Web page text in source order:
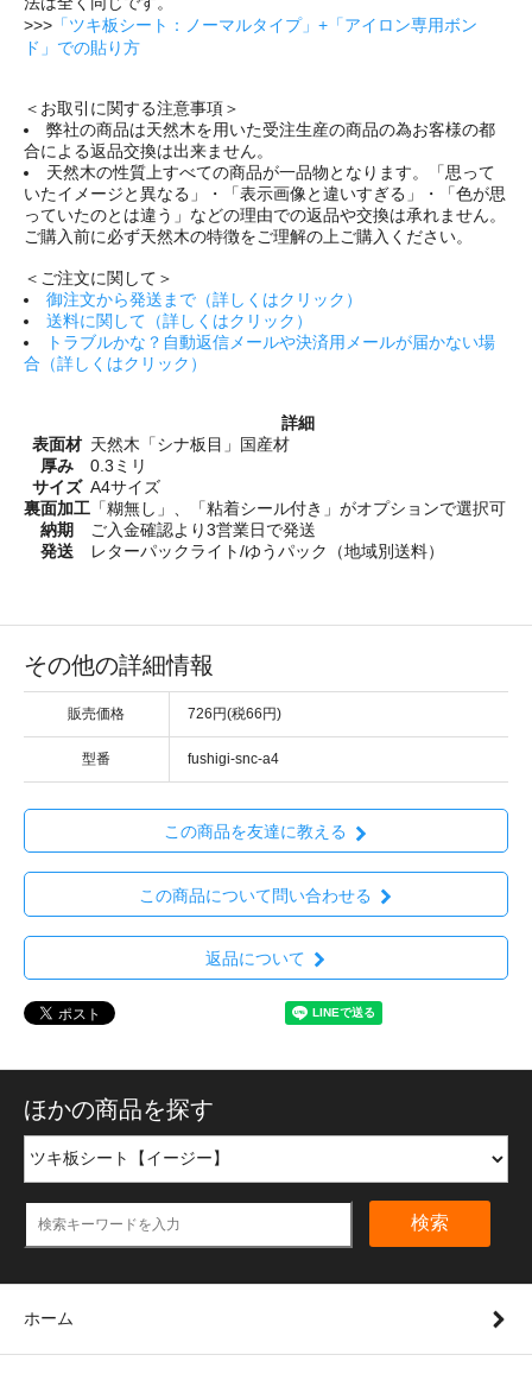
>>> 「ツキ板シート：ノーマルタイプ」+「アイロン専用ボン
ド」での貼り方
＜お取引に関する注意事項＞
弊社の商品は天然木を用いた受注生産の商品の為お客様の都
合による返品交換は出来ません。
天然木の性質上すべての商品が一品物となります。「思って
いたイメージと異なる」・「表示画像と違いすぎる」・「色が思
っていたのとは違う」などの理由での返品や交換は承れません。
ご購入前に必ず天然木の特徴をご理解の上ご購入ください。
＜ご注文に関して＞
御注文から発送まで（詳しくはクリック）
送料に関して（詳しくはクリック）
トラブルかな？自動返信メールや決済用メールが届かない場
合（詳しくはクリック）
詳細
表面材 天然木「シナ板目」国産材
厚み
0.3ミリ
サイズ A4サイズ
裏面加工 「糊無し」、「粘着シール付き」がオプションで選択可
納期
ご入金確認より3営業日で発送
発送
レターパックライト/ゆうパック（地域別送料）
その他の詳細情報
販売価格 726円(税66円)
型番 fushigi-snc-a4
この商品を友達に教える
この商品について問い合わせる
返品について
ほかの商品を探す
検索
ホーム